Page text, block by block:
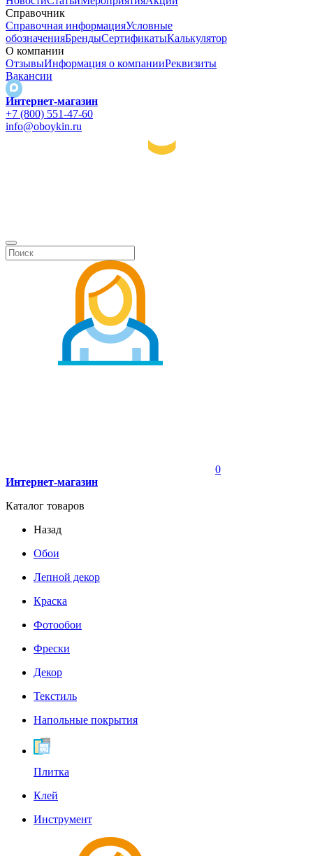
Справочник
Справочная информацияУсловные
обозначенияБрендыСертификатыКалькулятор
О компании
ОтзывыИнформация о компанииРеквизиты
Вакансии
Интернет-магазин
+7 (800) 551-47-60
info@oboykin.ru
0
Интернет-магазин
Каталог товаров
Назад
Обои
Лепной декор
Краска
Фотообои
Фрески
Декор
Текстиль
Напольные покрытия
Плитка
Клей
Инструмент